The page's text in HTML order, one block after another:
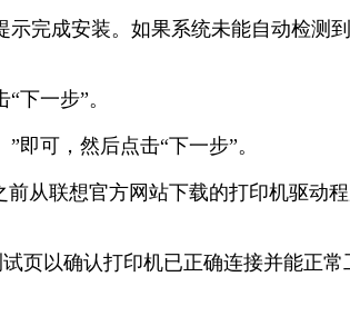
示完成安装。如果系统未能自动检测
下一步”。
即可，然后点击“下一步”。
从联想官方网站下载的打印机驱动
页以确认打印机已正确连接并能正常